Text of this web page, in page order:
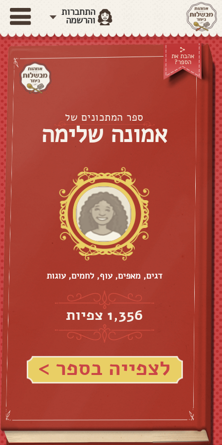
התחברות
והרשמה
אהבת את
הספר?
ספר המתכונים של
אמונה שלימה
דגים, מאפים, עוף, לחמים, עוגות
1,356 צפיות
לצפייה בספר >